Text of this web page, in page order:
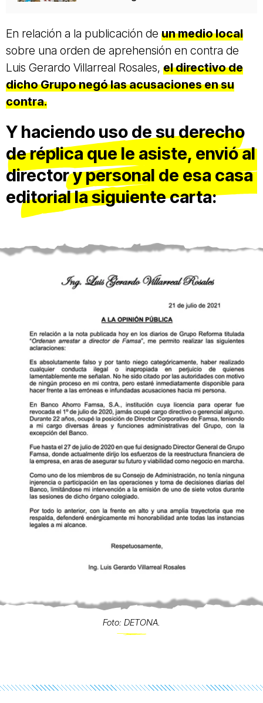
En relación a la publicación de un medio local
sobre una orden de aprehensión en contra de
Luis Gerardo Villarreal Rosales, el directivo de
dicho Grupo negó las acusaciones en su
contra.
Y haciendo uso de su derecho
de réplica que le asiste, envió al
director y personal de esa casa
editorial la siguiente carta:
Foto: DETONA.